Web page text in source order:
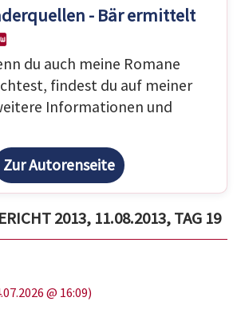
- Bär ermittelt
du auch meine Romane
findest du auf meiner
Informationen und
Zur Autorenseite
2013, 11.08.2013, TAG 19
@ 16:09)